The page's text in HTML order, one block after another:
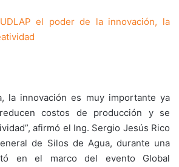
el poder de la innovación, la
la innovación es muy importante ya
costos de producción y se
afirmó el Ing. Sergio Jesús Rico
de Silos de Agua, durante una
en el marco del evento Global